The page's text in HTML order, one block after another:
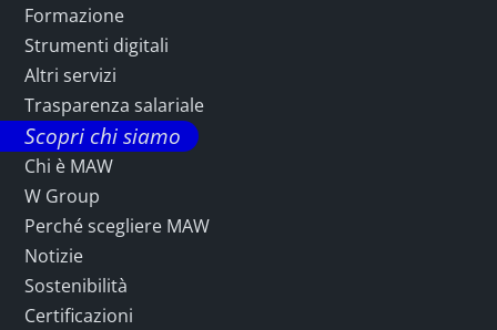
Formazione
Strumenti digitali
Altri servizi
Trasparenza salariale
Scopri chi siamo
Chi è MAW
W Group
Perché scegliere MAW
Notizie
Sostenibilità
Certificazioni